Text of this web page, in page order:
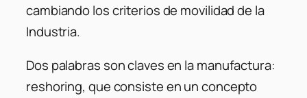
cambiando los criterios de movilidad de la
Industria.
Dos palabras son claves en la manufactura:
reshoring, que consiste en un concepto